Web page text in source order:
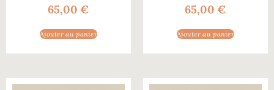
65,00 €
Ajouter au panier
65,00 €
Ajouter au panier